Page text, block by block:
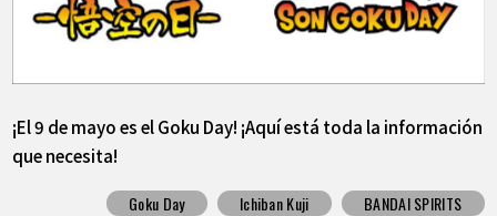
¡El 9 de mayo es el Goku Day! ¡Aquí está toda la información
que necesita!
Goku Day Ichiban Kuji
BANDAI SPIRITS